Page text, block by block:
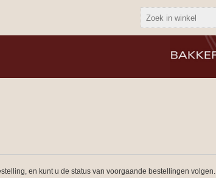
en kunt u de status van voorgaande bestellingen volgen.